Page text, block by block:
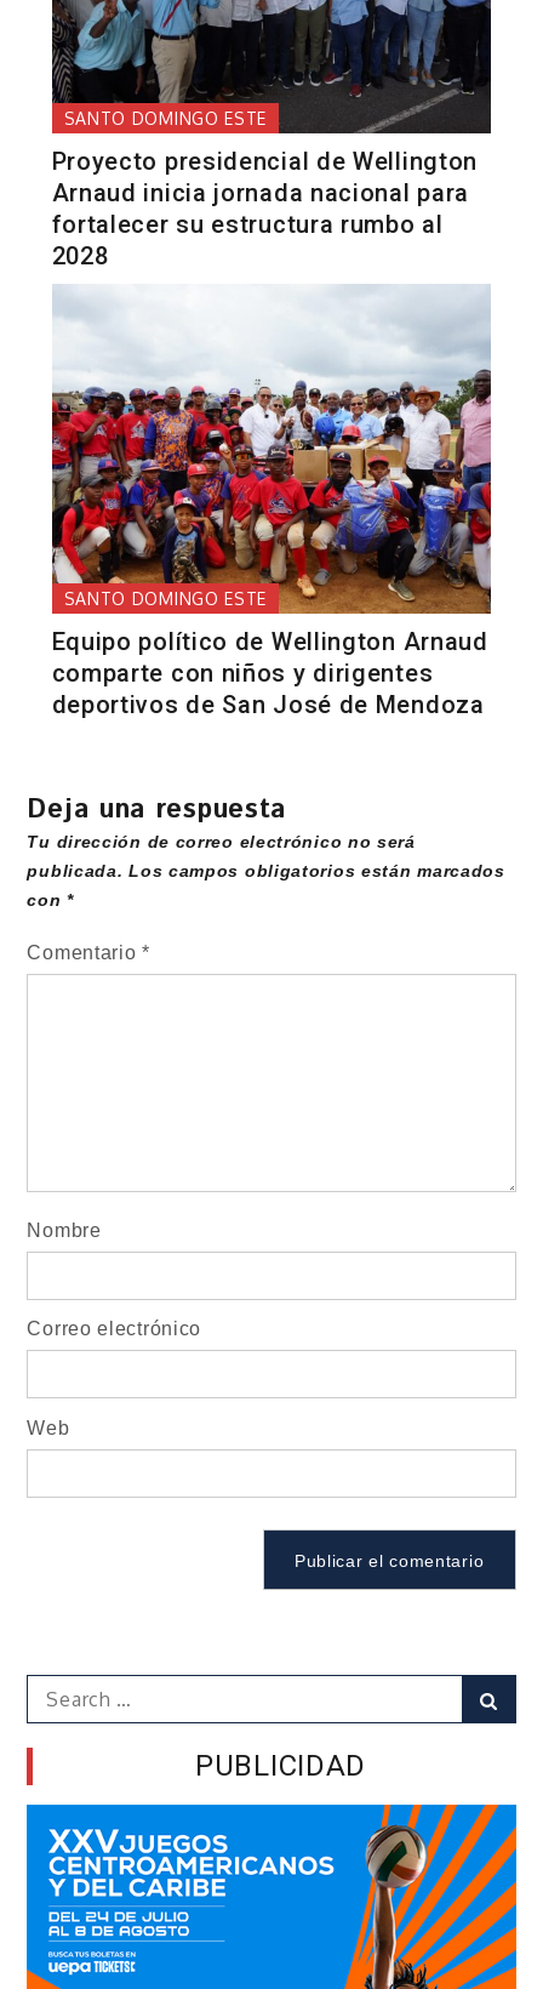
SANTO DOMINGO ESTE
Proyecto presidencial de Wellington
Arnaud inicia jornada nacional para
fortalecer su estructura rumbo al
2028
SANTO DOMINGO ESTE
Equipo político de Wellington Arnaud
comparte con niños y dirigentes
deportivos de San José de Mendoza
Deja una respuesta
Tu dirección de correo electrónico no será
publicada. Los campos obligatorios están marcados
con*
Comentario*
Nombre
Correo electrónico
Web
Search
for:
PUBLICIDAD